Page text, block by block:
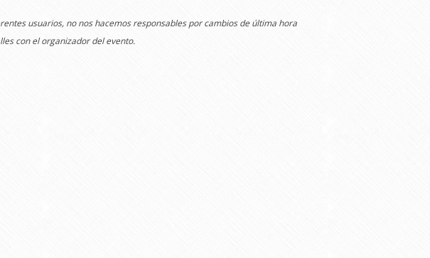
usuarios, no nos hacemos responsables por cambios de última hora
con el organizador del evento.